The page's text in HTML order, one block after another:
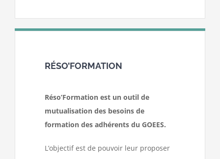
RÉSO’FORMATION
Réso’Formation est un outil de
mutualisation des besoins de
formation des adhérents du GOEES.
L’objectif est de pouvoir leur proposer